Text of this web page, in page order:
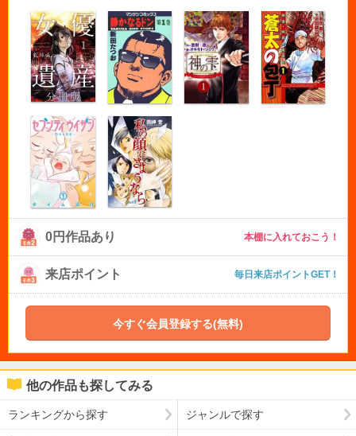
0円作品あり 本棚に入れておこう！
来店ポイント 毎日来店ポイントGET！
今すぐ会員登録する(無料)
他の作品も探してみる
ランキングから探す ジャンルで探す